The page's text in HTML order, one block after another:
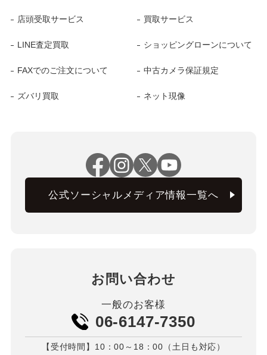
店頭受取サービス 買取サービス
LINE査定買取 ショッピングローンについて
FAXでのご注文について 中古カメラ保証規定
ズバリ買取 ネット現像
公式ソーシャルメディア情報一覧へ
お問い合わせ
一般のお客様
06-6147-7350
【受付時間】10：00～18：00（土日も対応）